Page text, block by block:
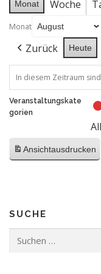
Monat Woche
Monat
Zurück Heute
In diesem Zeitraum
Veranstaltungskate
gorien
Ansichtausdrucken
SUCHE
nach: